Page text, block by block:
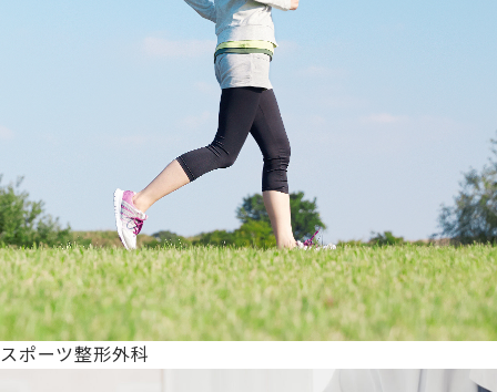
スポーツ整形外科